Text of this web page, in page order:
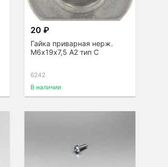
20 ₽
Гайка приварная нерж.
М6х19х7,5 A2 тип С
6242
В наличии